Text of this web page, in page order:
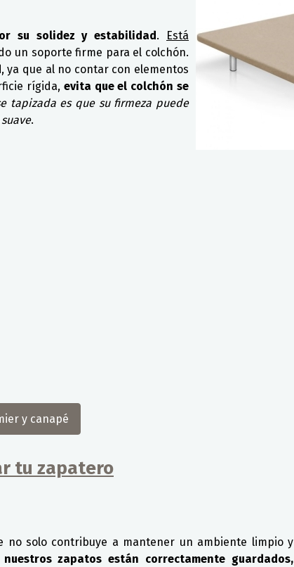
su solidez y estabilidad .
Está
un soporte firme para el colchón.
, ya que al no contar con elementos
rígida,evita que el colchón se
tapizada es que su firmeza puede
.
y canapé
tu zapatero
no solo contribuye a mantener un ambiente limpio y
nuestros zapatos están correctamente guardados,